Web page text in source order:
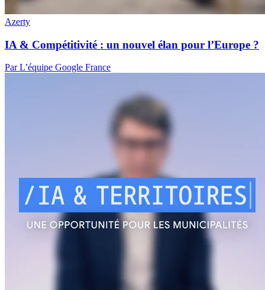
Azerty
IA & Compétitivité : un nouvel élan pour l’Europe ?
Par L’équipe Google France